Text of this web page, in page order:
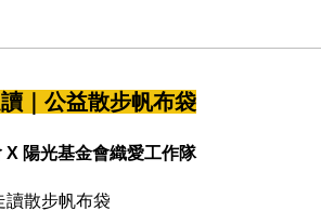
｜公益散步帆布袋
X 陽光基金會織愛工作隊
讀散步帆布袋